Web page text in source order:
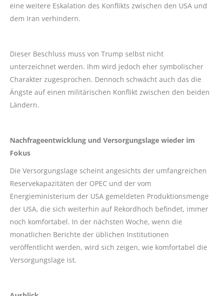
eine weitere Eskalation des Konflikts zwischen den USA und
dem Iran verhindern.
Dieser Beschluss muss von Trump selbst nicht
unterzeichnet werden. Ihm wird jedoch eher symbolischer
Charakter zugesprochen. Dennoch schwächt auch das die
Ängste auf einen militärischen Konflikt zwischen den beiden
Ländern.
Nachfrageentwicklung und Versorgungslage wieder im
Fokus
Die Versorgungslage scheint angesichts der umfangreichen
Reservekapazitäten der OPEC und der vom
Energieministerium der USA gemeldeten Produktionsmenge
der USA, die sich weiterhin auf Rekordhoch befindet, immer
noch komfortabel. In der nächsten Woche, wenn die
monatlichen Berichte der üblichen Institutionen
veröffentlicht werden, wird sich zeigen, wie komfortabel die
Versorgungslage ist.